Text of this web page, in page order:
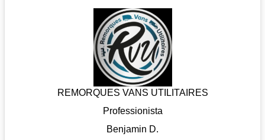
REMORQUES VANS UTILITAIRES
Professionista
Benjamin D.